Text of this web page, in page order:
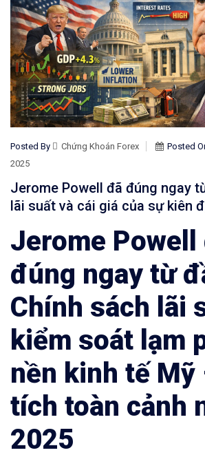
Posted By Chứng Khoán Forex Posted
2025
Jerome Powell đã đúng ngay
lãi suất và cái giá của sự kiên
Jerome Powell
đúng ngay từ
Chính sách lãi
kiểm soát lạm
nền kinh tế Mỹ
tích toàn cảnh
2025